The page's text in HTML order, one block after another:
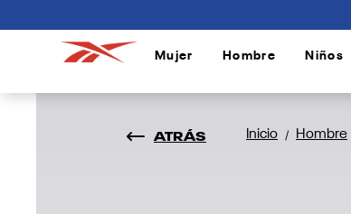
Mujer Hombre Niños
ATRÁS Inicio / Hombre